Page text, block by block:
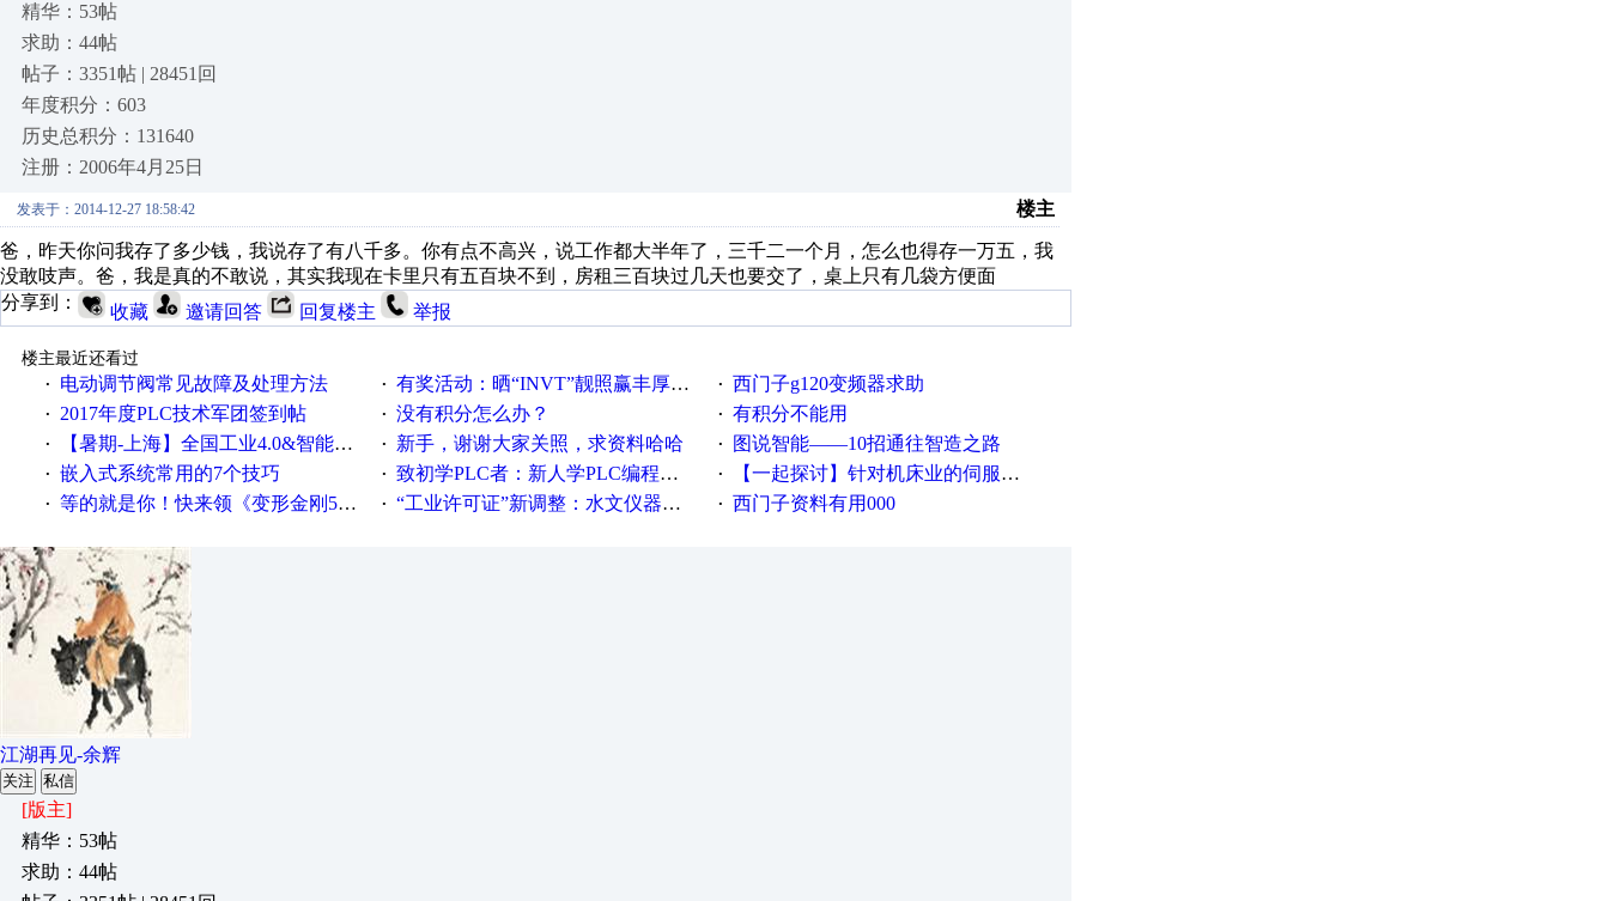
精华：53帖
求助：44帖
帖子：3351帖 | 28451回
年度积分：603
历史总积分：131640
注册：2006年4月25日
发表于：2014-12-27 18:58:42 楼主
爸，昨天你问我存了多少钱，我说存了有八千多。你有点不高兴，说工作都大半年了，三千二一个月，怎么也得存一万五，我
没敢吱声。爸，我是真的不敢说，其实我现在卡里只有五百块不到，房租三百块过几天也要交了，桌上只有几袋方便面
分享到：
收藏 邀请回答 回复楼主 举报
楼主最近还看过
·
电动调节阀常见故障及处理方法 · 有奖活动：晒“INVT”靓照赢丰厚礼品 · 西门子g120变频器求助
· 2017年度PLC技术军团签到帖 · 没有积分怎么办？ · 有积分不能用
· 【暑期-上海】全国工业4.0&智能制造高级培训班通知！ · 新手，谢谢大家关照，求资料哈哈 · 图说智能——10招通往智造之路
· 嵌入式系统常用的7个技巧 · 致初学PLC者：新人学PLC编程的心得体会 · 【一起探讨】针对机床业的伺服系统发展，您的期望是什么？
· 等的就是你！快来领《变形金刚5》观影券 · “工业许可证”新调整：水文仪器等19类产品取消事前生产许可 · 西门子资料有用000
江湖再见-余辉
关注 私信
[版主]
精华：53帖
求助：44帖